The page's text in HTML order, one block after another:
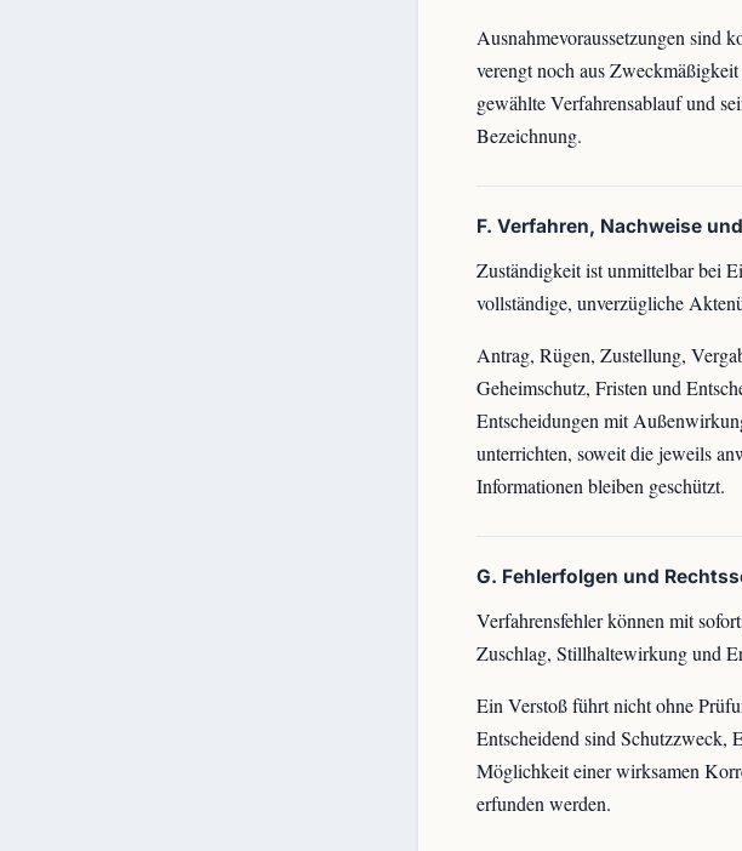
Ausnahmevoraussetzungen sind
verengt noch aus
gewählte Verfahrensablauf und
Bezeichnung.
F. Verfahren, Nachweise
Zuständigkeit ist unmittelbar bei
vollständige, unverzügliche
Antrag, Rügen, Zustellung,
Geheimschutz, Fristen und
Entscheidungen mit
unterrichten, soweit die jeweils
Informationen bleiben geschützt.
G. Fehlerfolgen und
Verfahrensfehler können mit
Zuschlag, Stillhaltewirkung und
Ein Verstoß führt nicht ohne
Entscheidend sind Schutzzweck,
Möglichkeit einer wirksamen
erfunden werden.